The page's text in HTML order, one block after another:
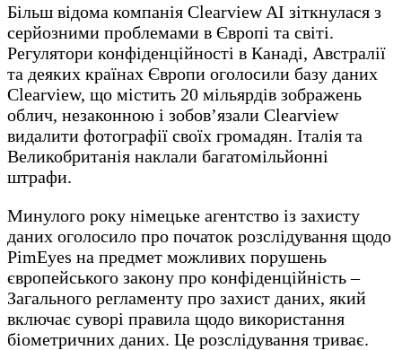
Більш відома компанія Clearview AI зіткнулася з
серйозними проблемами в Європі та світі.
Регулятори конфіденційності в Канаді, Австралії
та деяких країнах Європи оголосили базу даних
Clearview, що містить 20 мільярдів зображень
облич, незаконною і зобов’язали Clearview
видалити фотографії своїх громадян. Італія та
Великобританія наклали багатомільйонні
штрафи.
Минулого року німецьке агентство із захисту
даних оголосило про початок розслідування щодо
PimEyes на предмет можливих порушень
європейського закону про конфіденційність –
Загального регламенту про захист даних, який
включає суворі правила щодо використання
біометричних даних. Це розслідування триває.